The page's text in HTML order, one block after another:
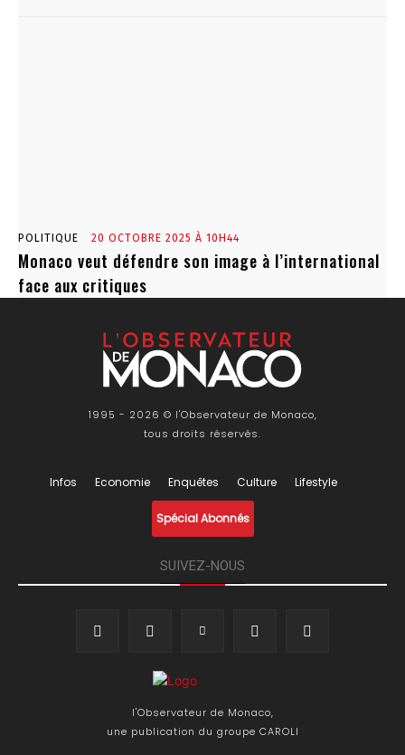
POLITIQUE 20 OCTOBRE 2025 À 10H44
Monaco veut défendre son image à l’international
face aux critiques
1995 - 2026 © l'Observateur de Monaco,
tous droits réservés.
Infos Economie Enquêtes Culture Lifestyle
Spécial Abonnés
SUIVEZ-NOUS
l'Observateur de Monaco,
une publication du groupe CAROLI